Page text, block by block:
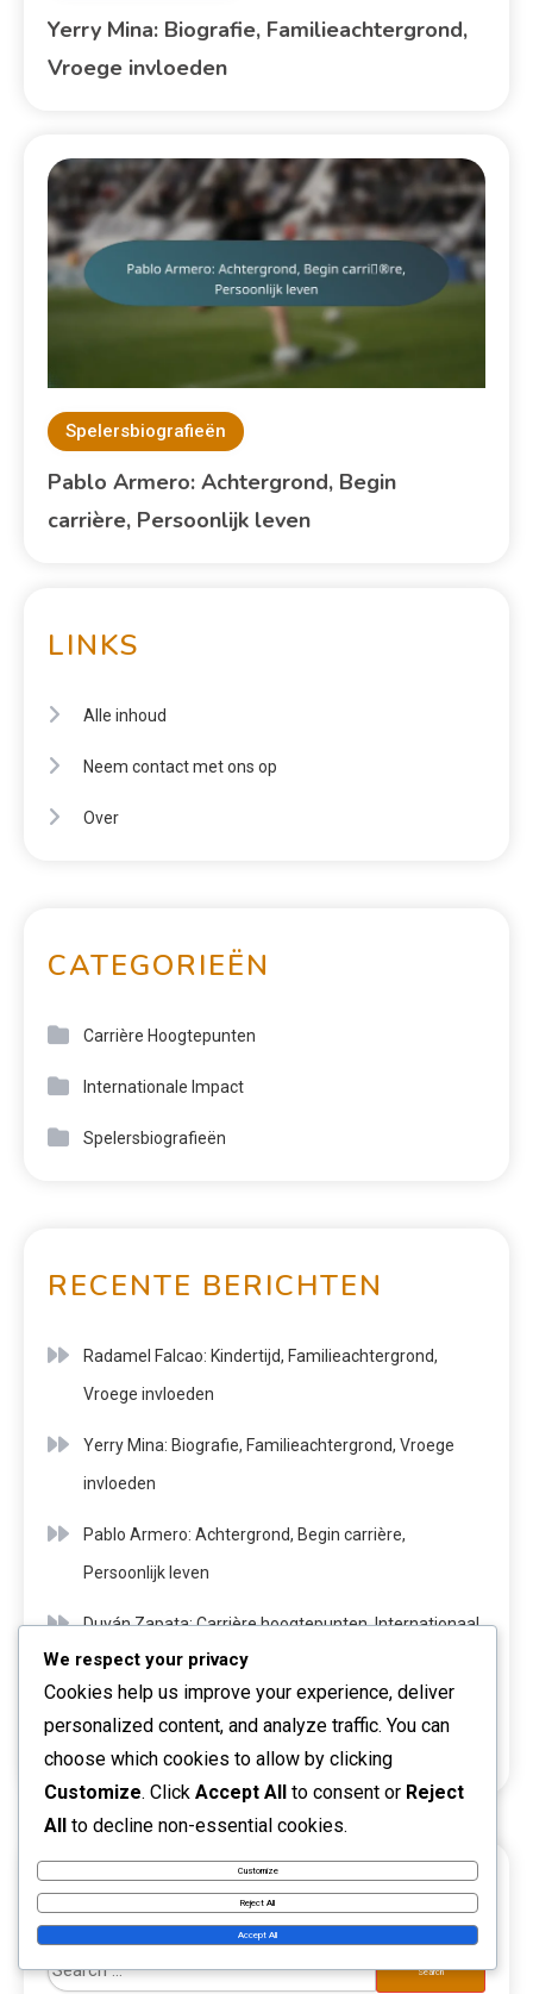
Yerry Mina: Biografie, Familieachtergrond,
Vroege invloeden
Spelersbiografieën
Pablo Armero: Achtergrond, Begin
carrière, Persoonlijk leven
LINKS
Alle inhoud
Neem contact met ons op
Over
CATEGORIEËN
Carrière Hoogtepunten
Internationale Impact
Spelersbiografieën
RECENTE BERICHTEN
Radamel Falcao: Kindertijd, Familieachtergrond,
Vroege invloeden
Yerry Mina: Biografie, Familieachtergrond, Vroege
invloeden
Pablo Armero: Achtergrond, Begin carrière,
Persoonlijk leven
Duván Zapata: Carrière hoogtepunten, Internationaal
succes, Clubbijdragen
Juan Pablo Ángel: Carrièremijlpalen, Clubbijdragen,
Internationale Impact
ZOEKEN
We respect your privacy
Cookies help us improve your experience, deliver
personalized content, and analyze traffic. You can
choose which cookies to allow by clicking
Customize. Click Accept All to consent or Reject
All to decline non-essential cookies.
Customize
Reject All
Accept All